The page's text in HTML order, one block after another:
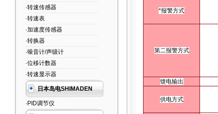
·转速传感器
·转速表
·加速度传感器
·转换器
·噪音计/声级计
·位移计数器
·转速显示器
日本岛电SHIMADEN
·PID调节仪
*报警方式
第二报警方式
馈电输出
供电方式